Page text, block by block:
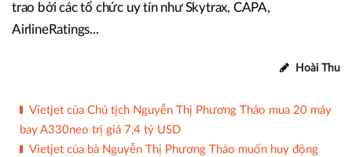
trao bởi các tổ chức uy tín như Skytrax, CAPA,
AirlineRatings...
Hoài Thu
Vietjet của Chủ tịch Nguyễn Thị Phương Thảo mua 20 máy
bay A330neo trị giá 7,4 tỷ USD
Vietjet của bà Nguyễn Thị Phương Thảo muốn huy động